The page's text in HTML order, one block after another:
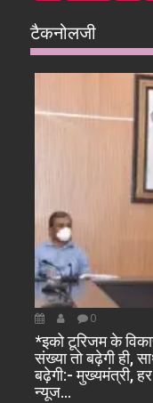
टैकनोलजी
0
*इको टूरिजम के
संख्या तो बढ़ेगी ही,
बढ़ेगी:- मुख्यमंत्री,
न्यूज…